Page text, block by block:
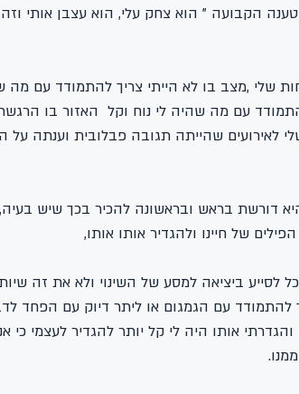
הקבועה " הוא צחק עלי, הוא עצבן אותי
שלי ,מצב בו לא הייתי צריך להתמודד עם
עם מה שהיה לי נוח וקל  האזור בו
לאירועים שהייתה תגובה פבלובית וענתה
דורשת בראש ובראשונה להכיר בכך שיש
של חיינו ולהגדיר אותו אותו,
לסייע ביציאה למסע של השינוי ולא את זה
להתמודד עם הגמגום או ליתר דיוק עם הפחד
אותו היה לי קל יותר להגדיר לעצמי כי